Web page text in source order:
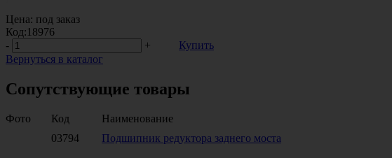
Цена: под заказ
Код:18976
-
+
Купить
Вернуться в каталог
Сопутствующие товары
Фото Код Наименование
03794
Подшипник редуктора заднего моста